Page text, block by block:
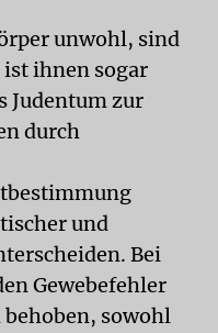
unwohl, sind
ihnen sogar
Judentum zur
durch
und
Bei
Gewebefehler
sowohl